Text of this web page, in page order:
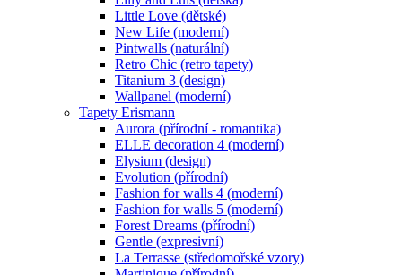
Little Love (dětské)
New Life (moderní)
Pintwalls (naturální)
Retro Chic (retro tapety)
Titanium 3 (design)
Wallpanel (moderní)
Tapety Erismann
Aurora (přírodní - romantika)
ELLE decoration 4 (moderní)
Elysium (design)
Evolution (přírodní)
Fashion for walls 4 (moderní)
Fashion for walls 5 (moderní)
Forest Dreams (přírodní)
Gentle (expresivní)
La Terrasse (středomořské vzory)